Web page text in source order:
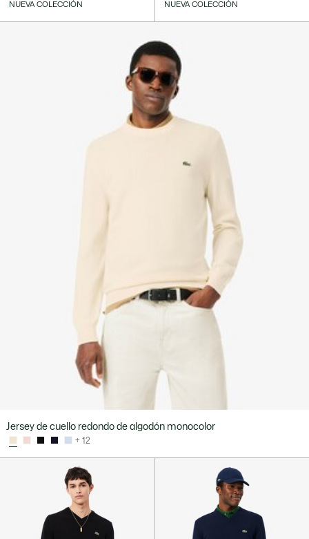
NUEVA COLECCIÓN NUEVA COLECCIÓN
Jersey de cuello redondo de algodón monocolor
+ 12